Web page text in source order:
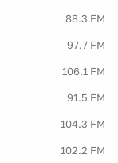
88.3 FM
97.7 FM
106.1 FM
91.5 FM
104.3 FM
102.2 FM